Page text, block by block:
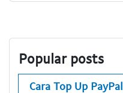
Popular posts
Cara Top Up